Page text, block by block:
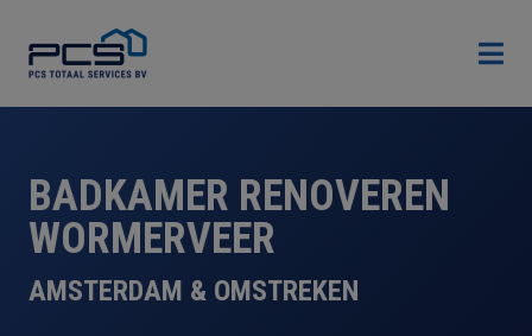

BADKAMER RENOVEREN
WORMERVEER
AMSTERDAM & OMSTREKEN